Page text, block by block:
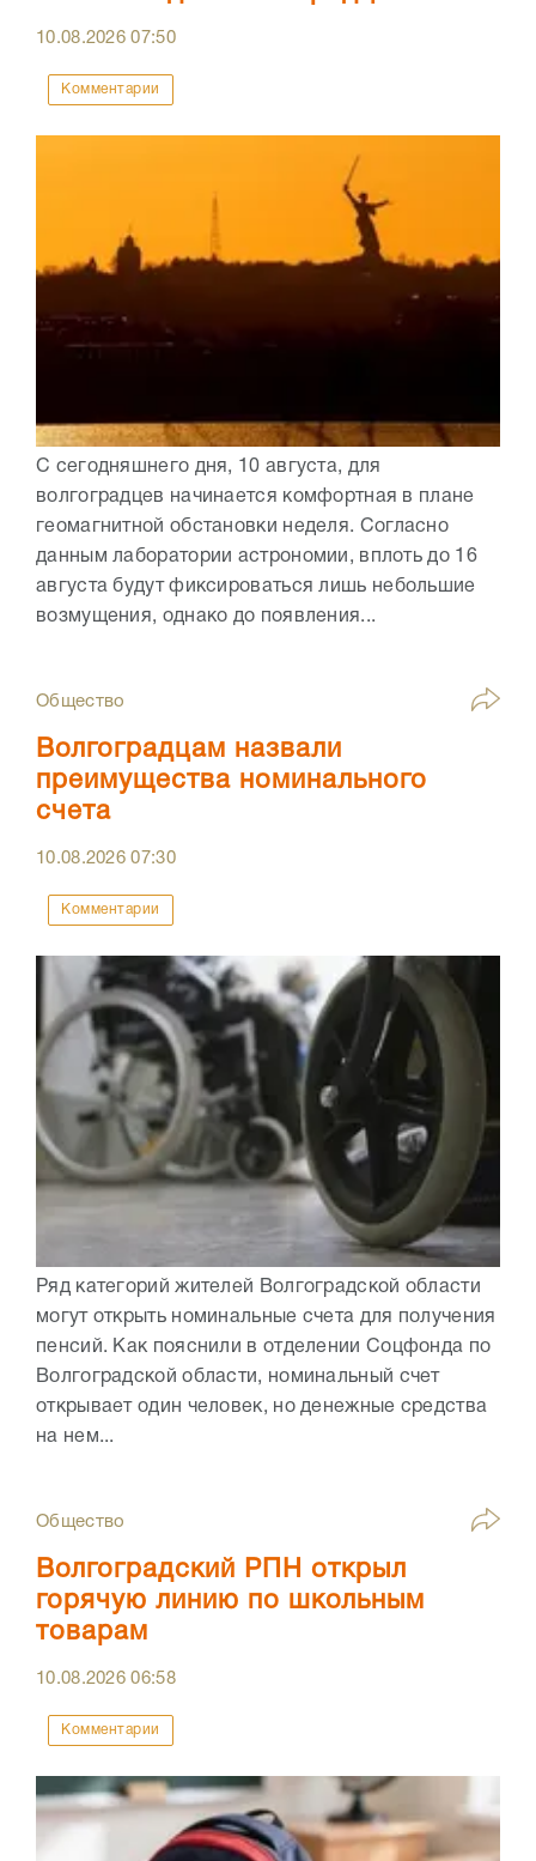
10.08.202607:50
Комментарии
С сегодняшнего дня, 10 августа, для
волгоградцев начинается комфортная в плане
геомагнитной обстановки неделя. Согласно
данным лаборатории астрономии, вплоть до 16
августа будут фиксироваться лишь небольшие
возмущения, однако до появления...
Общество
Волгоградцам назвали
преимущества номинального
счета
10.08.202607:30
Комментарии
Ряд категорий жителей Волгоградской области
могут открыть номинальные счета для получения
пенсий. Как пояснили в отделении Соцфонда по
Волгоградской области, номинальный счет
открывает один человек, но денежные средства
на нем...
Общество
Волгоградский РПН открыл
горячую линию по школьным
товарам
10.08.202606:58
Комментарии